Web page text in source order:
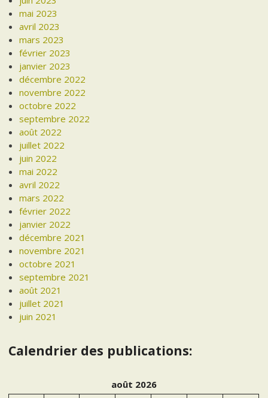
mai 2023
avril 2023
mars 2023
février 2023
janvier 2023
décembre 2022
novembre 2022
octobre 2022
septembre 2022
août 2022
juillet 2022
juin 2022
mai 2022
avril 2022
mars 2022
février 2022
janvier 2022
décembre 2021
novembre 2021
octobre 2021
septembre 2021
août 2021
juillet 2021
juin 2021
Calendrier des publications:
août 2026